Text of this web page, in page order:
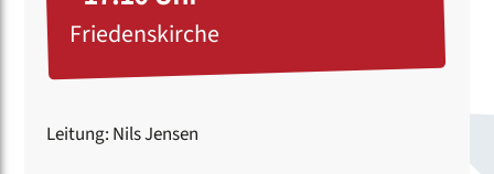
Friedenskirche
Leitung: Nils Jensen